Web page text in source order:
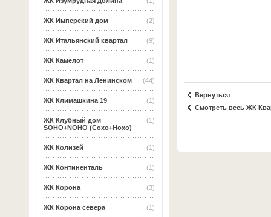
(2)
ЖК Имперский дом
(9)
ЖК Итальянский квартал
(1)
ЖК Камелот
(44)
ЖК Квартал на Ленинском
(1)
ЖК Климашкина 19
(1)
ЖК Клубный дом
SOHO+NOHO (Сохо+Нохо)
(1)
ЖК Колизей
(1)
ЖК Континенталь
(3)
ЖК Корона
(1)
ЖК Корона севера
Вернуться
Смотреть весь ЖК